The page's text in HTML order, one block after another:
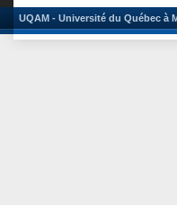
UQAM - Université du Québec à